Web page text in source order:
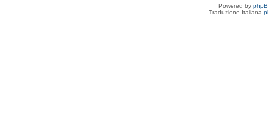
Powered by
Traduzione Italiana